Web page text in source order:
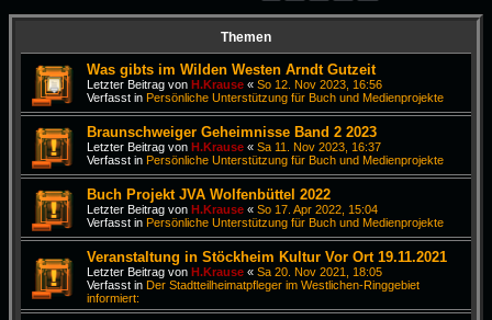
Themen
Was gibts im Wilden Westen Arndt Gutzeit
Letzter Beitrag von H.Krause « So 12. Nov 2023, 16:56
Verfasst in Persönliche Unterstützung für Buch und Medienprojekte
Braunschweiger Geheimnisse Band 2 2023
Letzter Beitrag von H.Krause « Sa 11. Nov 2023, 16:37
Verfasst in Persönliche Unterstützung für Buch und Medienprojekte
Buch Projekt JVA Wolfenbüttel 2022
Letzter Beitrag von H.Krause « So 17. Apr 2022, 15:04
Verfasst in Persönliche Unterstützung für Buch und Medienprojekte
Veranstaltung in Stöckheim Kultur Vor Ort 19.11.2021
Letzter Beitrag von H.Krause « Sa 20. Nov 2021, 18:05
Verfasst in Der Stadtteilheimatpfleger im Westlichen-Ringgebiet
informiert: